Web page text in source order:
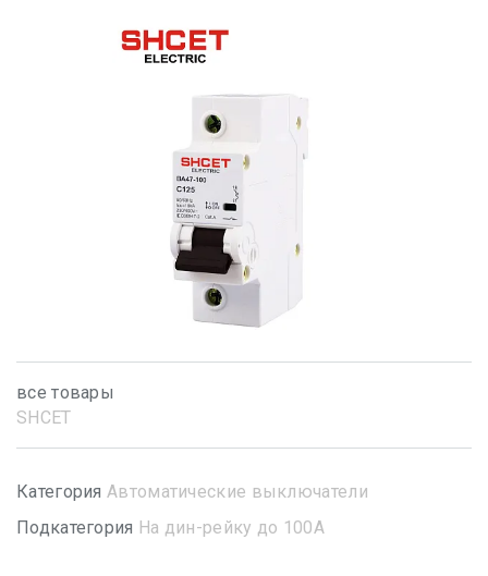
все товары
SHСET
Категория Автоматические выключатели
Подкатегория На дин-рейку до 100А